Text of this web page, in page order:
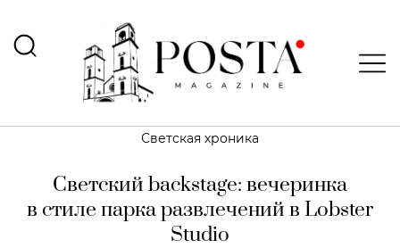
Светская хроника
Светский backstage: вечеринка
в стиле парка развлечений в Lobster
Studio